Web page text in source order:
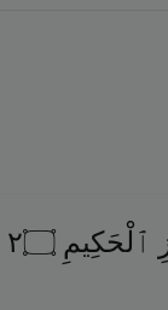
ٱلْحَكِيمِ ۝٢